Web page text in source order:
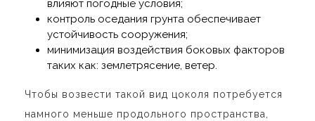
влияют погодные условия;
контроль оседания грунта обеспечивает
устойчивость сооружения;
минимизация воздействия боковых факторов
таких как: землетрясение, ветер.
Чтобы возвести такой вид цоколя потребуется
намного меньше продольного пространства,